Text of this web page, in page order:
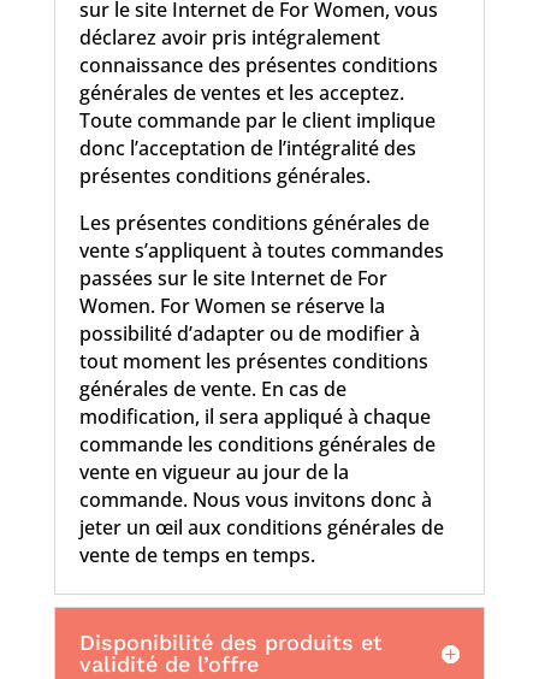
sur le site Internet de For Women, vous
déclarez avoir pris intégralement
connaissance des présentes conditions
générales de ventes et les acceptez.
Toute commande par le client implique
donc l’acceptation de l’intégralité des
présentes conditions générales.
Les présentes conditions générales de
vente s’appliquent à toutes commandes
passées sur le site Internet de For
Women. For Women se réserve la
possibilité d’adapter ou de modifier à
tout moment les présentes conditions
générales de vente. En cas de
modification, il sera appliqué à chaque
commande les conditions générales de
vente en vigueur au jour de la
commande. Nous vous invitons donc à
jeter un œil aux conditions générales de
vente de temps en temps.
Disponibilité des produits et
validité de l’offre